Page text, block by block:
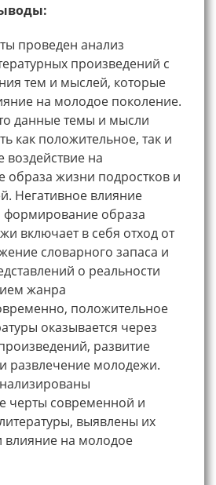
проведен анализ
произведений с
тем и мыслей, которые
на молодое поколение.
данные темы и мысли
как положительное, так и
воздействие на
образа жизни подростков и
Негативное влияние
формирование образа
включает в себя отход от
словарного запаса и
о реальности
жанра
положительное
оказывается через
развитие
развлечение молодежи.
черты современной и
выявлены их
влияние на молодое